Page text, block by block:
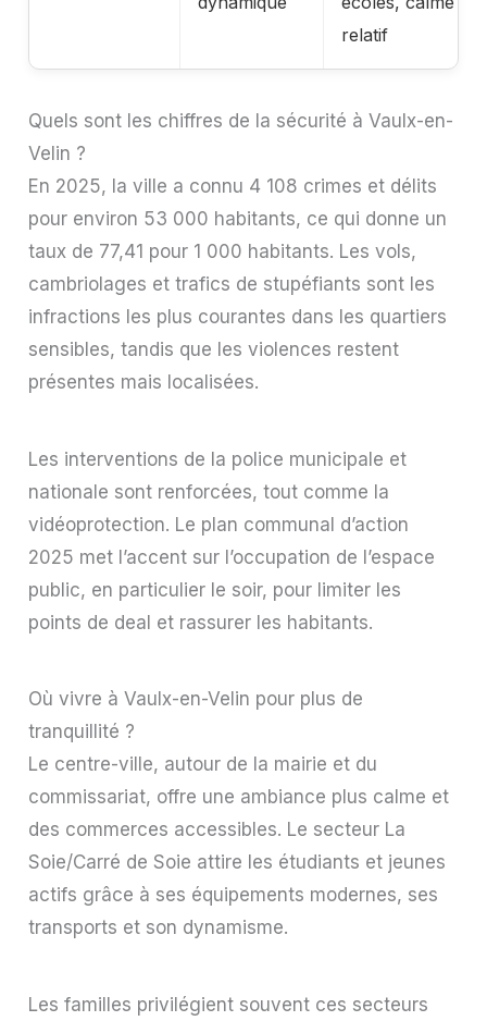
relatif
Quels sont les chiffres de la sécurité à Vaulx-en-
Velin ?
En 2025, la ville a connu 4 108 crimes et délits
pour environ 53 000 habitants, ce qui donne un
taux de 77,41 pour 1 000 habitants. Les vols,
cambriolages et trafics de stupéfiants sont les
infractions les plus courantes dans les quartiers
sensibles, tandis que les violences restent
présentes mais localisées.
Les interventions de la police municipale et
nationale sont renforcées, tout comme la
vidéoprotection. Le plan communal d’action
2025 met l’accent sur l’occupation de l’espace
public, en particulier le soir, pour limiter les
points de deal et rassurer les habitants.
Où vivre à Vaulx-en-Velin pour plus de
tranquillité ?
Le centre-ville, autour de la mairie et du
commissariat, offre une ambiance plus calme et
des commerces accessibles. Le secteur La
Soie/Carré de Soie attire les étudiants et jeunes
actifs grâce à ses équipements modernes, ses
transports et son dynamisme.
Les familles privilégient souvent ces secteurs